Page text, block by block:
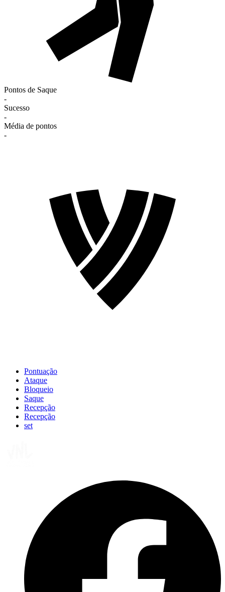
Pontos de Saque
-
Sucesso
-
Média de pontos
-
Pontuação
Ataque
Bloqueio
Saque
Recepção
Recepção
set